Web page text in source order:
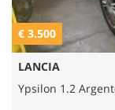
€ 3.500
LANCIA
Ypsilon 1.2